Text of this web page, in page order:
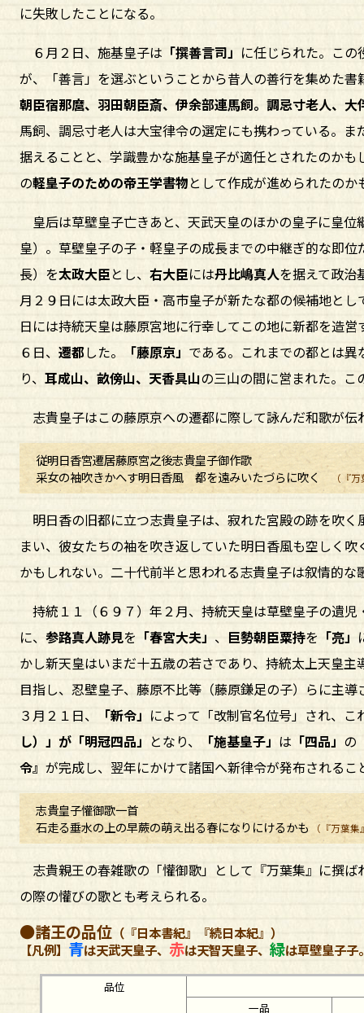
に失敗したことになる。
６月２日、施基皇子は 「撰善言司」 に任じられた。こ
が、「善言」を選ぶということから昔人の善行を集めた
朝臣宿那麿、羽田朝臣斎、伊余部連馬飼。調忌寸老人、
馬飼、調忌寸老人は大宝律令の選定にも携わっている。
据えることと、学識豊かな施基皇子が適任とされたのか
の軽皇子のための帝王学書物として作成が進められたのか
皇后は草壁皇子亡きあと、天武天皇のほかの皇子に皇
皇）。草壁皇子の子・軽皇子の成長までの中継ぎ的な即
長）を太政大臣とし、 右大臣には丹比嶋真人を据えて政治
月２９日には太政大臣・高市皇子が新たな都の候補地と
日には持統天皇は藤原宮地に行幸してこの地に新都を造
６日、 遷都した。 「藤原京」 である。これまでの都とは
り、 耳成山、畝傍山、天香具山の三山の間に営まれた。こ
志貴皇子はこの藤原京への遷都に際して詠んだ和歌が伝
従明日香宮遷居藤原宮之後志貴皇子御作歌
采女の袖吹きかへす明日香風 都を遠みいたづらに吹く
（『
明日香の旧都に立つ志貴皇子は、寂れた宮殿の跡を吹
まい、彼女たちの袖を吹き返していた明日香風も空しく
かもしれない。二十代前半と思われる志貴皇子は叙情的な
持統１１（６９７）年２月、持統天皇は草壁皇子の遺児
に、 参路真人跡見を 「春宮大夫」 、 巨勢朝臣粟持を 「亮」
かし新天皇はいまだ十五歳の若さであり、持統太上天皇
目指し、忍壁皇子、藤原不比等（藤原鎌足の子）らに主
３月２１日、
「新令」 によって「改制官名位号」され、
し）」が「明冠四品」 となり、 「施基皇子」 は 「四品」 の
令』 が完成し、翌年にかけて諸国へ新律令が発布されるこ
志貴皇子懽御歌一首
石走る垂水の上の早蕨の萌え出る春になりにけるかも
（『万葉
志貴親王の春雑歌の「懽御歌」として『万葉集』に撰
の際の懽びの歌とも考えられる。
●諸王の品位 （『日本書紀』『続日本紀』）
【凡例】 青は天武天皇子、 赤は天智天皇子、 緑は草壁皇子子
品位
一品